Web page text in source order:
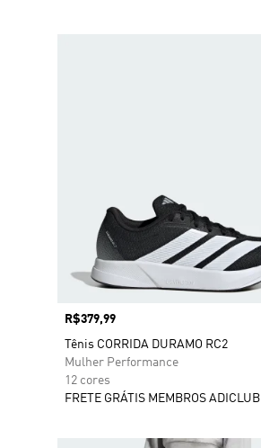
Preço
R$379,99
Tênis CORRIDA DURAMO RC2
Mulher Performance
12 cores
FRETE GRÁTIS MEMBROS ADICLUB